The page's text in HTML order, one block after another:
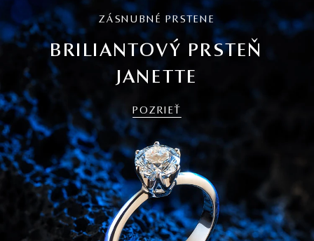
ZÁSNUBNÉ PRSTENE
BRILIANTOVÝ PRSTEŇ
JANETTE
POZRIEŤ